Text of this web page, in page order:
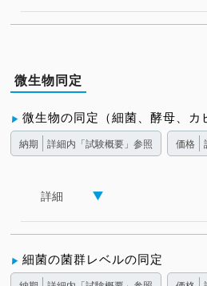
微生物同定
微生物の同定（細菌、酵母、カ
納期 詳細内「試験概要」参照 価格
詳細
細菌の菌群レベルの同定